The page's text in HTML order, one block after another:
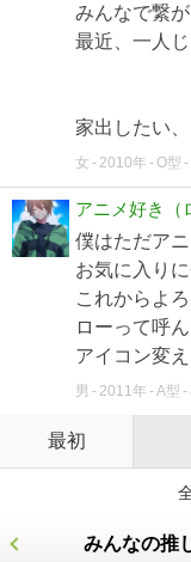
みんなで繋
最近、一人
家出したい、
女 2010年 O型
アニメ好き（
僕はただア
お気に入り
これからよ
ローって呼
アイコン変
男 2011年 A型
最初
みんなの推